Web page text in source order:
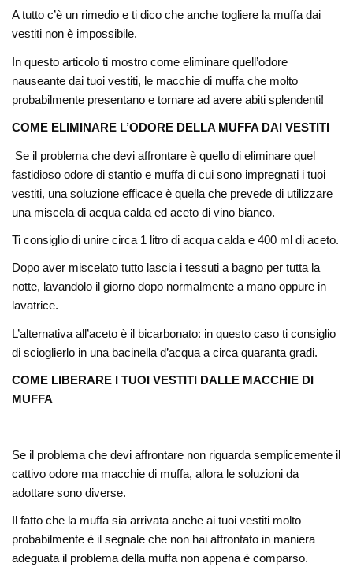
A tutto c’è un rimedio e ti dico che anche togliere la muffa dai
vestiti non è impossibile.
In questo articolo ti mostro come eliminare quell’odore
nauseante dai tuoi vestiti, le macchie di muffa che molto
probabilmente presentano e tornare ad avere abiti splendenti!
COME ELIMINARE L’ODORE DELLA MUFFA DAI VESTITI
Se il problema che devi affrontare è quello di eliminare quel
fastidioso odore di stantio e muffa di cui sono impregnati i tuoi
vestiti, una soluzione efficace è quella che prevede di utilizzare
una miscela di acqua calda ed aceto di vino bianco.
Ti consiglio di unire circa 1 litro di acqua calda e 400 ml di aceto.
Dopo aver miscelato tutto lascia i tessuti a bagno per tutta la
notte, lavandolo il giorno dopo normalmente a mano oppure in
lavatrice.
L’alternativa all’aceto è il bicarbonato: in questo caso ti consiglio
di scioglierlo in una bacinella d’acqua a circa quaranta gradi.
COME LIBERARE I TUOI VESTITI DALLE MACCHIE DI
MUFFA
Se il problema che devi affrontare non riguarda semplicemente il
cattivo odore ma macchie di muffa, allora le soluzioni da
adottare sono diverse.
Il fatto che la muffa sia arrivata anche ai tuoi vestiti molto
probabilmente è il segnale che non hai affrontato in maniera
adeguata il problema della muffa non appena è comparso.